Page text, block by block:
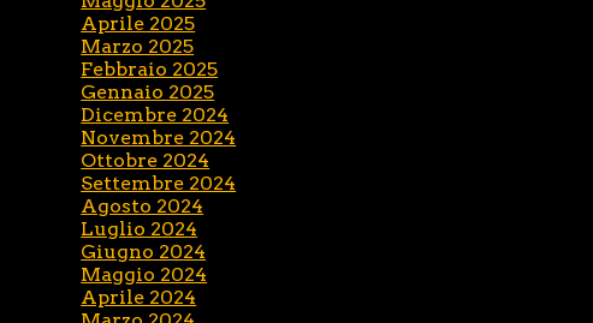
Aprile 2025
Marzo 2025
Febbraio 2025
Gennaio 2025
Dicembre 2024
Novembre 2024
Ottobre 2024
Settembre 2024
Agosto 2024
Luglio 2024
Giugno 2024
Maggio 2024
Aprile 2024